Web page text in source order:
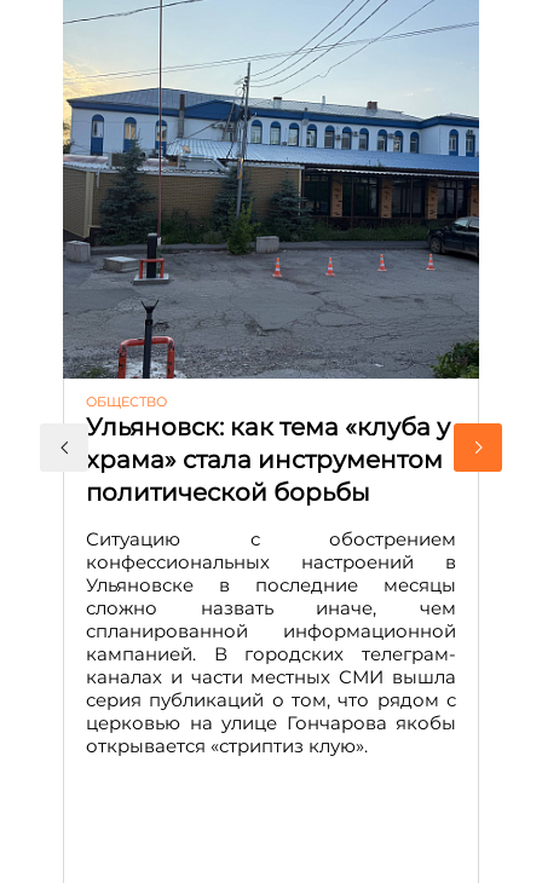
ОБЩЕСТВО
Ульяновск: как тема «клуба у
храма» стала инструментом
политической борьбы
Ситуацию с обострением
конфессиональных настроений в
Ульяновске в последние месяцы
сложно назвать иначе, чем
спланированной информационной
кампанией. В городских телеграм-
каналах и части местных СМИ вышла
серия публикаций о том, что рядом с
церковью на улице Гончарова якобы
открывается «стриптиз клую».